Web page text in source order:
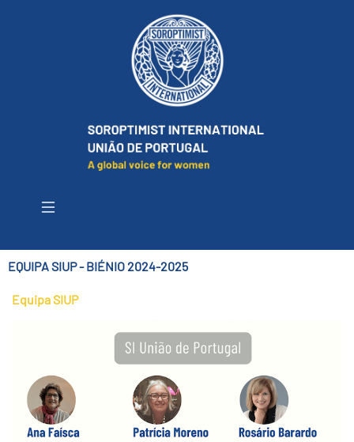
EQUIPA SIUP - BIÉNIO 2024-2025
Equipa SIUP